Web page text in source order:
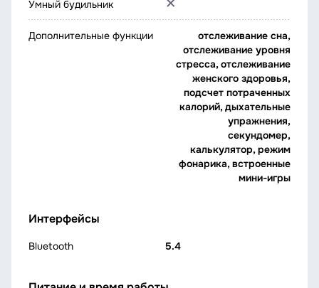
Умный будильник
Дополнительные функции
отслеживание сна,
отслеживание уровня
стресса, отслеживание
женского здоровья,
подсчет потраченных
калорий, дыхательные
упражнения,
секундомер,
калькулятор, режим
фонарика, встроенные
мини-игры
Интерфейсы
Bluetooth 5.4